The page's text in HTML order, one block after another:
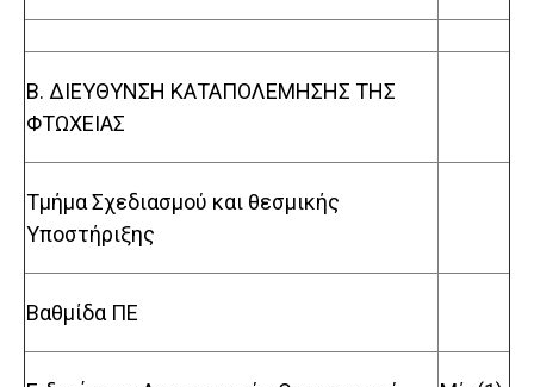
Β. ΔΙΕΥΘΥΝΣΗ ΚΑΤΑΠΟΛΕΜΗΣΗΣ ΤΗΣ
ΦΤΩΧΕΙΑΣ
Τμήμα Σχεδιασμού και θεσμικής
Υποστήριξης
Βαθμίδα ΠΕ